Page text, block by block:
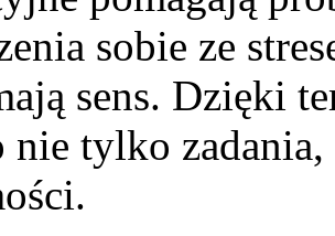
sobie ze
sens. Dzięki
nie tylko